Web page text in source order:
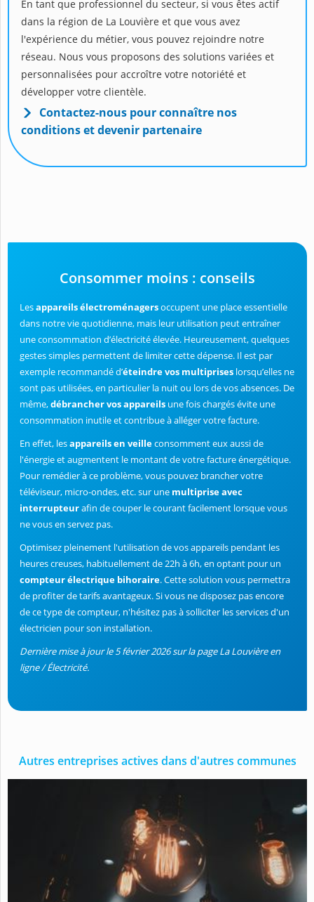
En tant que professionnel du secteur, si vous êtes actif
dans la région de La Louvière et que vous avez
l'expérience du métier, vous pouvez rejoindre notre
réseau. Nous vous proposons des solutions variées et
personnalisées pour accroître votre notoriété et
développer votre clientèle.
Contactez-nous pour connaître nos
conditions et devenir partenaire
Consommer moins : conseils
Lesappareils électroménagersoccupent une place essentielle
dans notre vie quotidienne, mais leur utilisation peut entraîner
une consommation d’électricité élevée. Heureusement, quelques
gestes simples permettent de limiter cette dépense. Il est par
exemple recommandé d’éteindre vos multiprises lorsqu’elles ne
sont pas utilisées, en particulier la nuit ou lors de vos absences. De
même,débrancher vos appareils une fois chargés évite une
consommation inutile et contribue à alléger votre facture.
En effet, lesappareils en veilleconsomment eux aussi de
l'énergie et augmentent le montant de votre facture énergétique.
Pour remédier à ce problème, vous pouvez brancher votre
téléviseur, micro-ondes, etc. sur une multiprise avec
interrupteurafin de couper le courant facilement lorsque vous
ne vous en servez pas.
Optimisez pleinement l'utilisation de vos appareils pendant les
heures creuses, habituellement de 22h à 6h, en optant pour un
compteur électrique bihoraire. Cette solution vous permettra
de profiter de tarifs avantageux. Si vous ne disposez pas encore
de ce type de compteur, n'hésitez pas à solliciter les services d'un
électricien pour son installation.
Dernière mise à jour le 5 février 2026sur la page La Louvière en
ligne / Électricité.
Autres entreprises actives dans d'autres communes